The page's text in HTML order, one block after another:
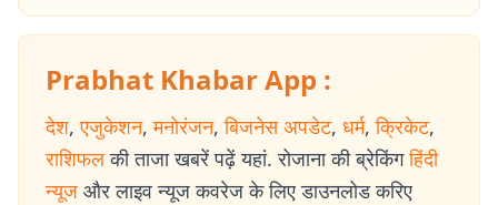
Prabhat Khabar App :
देश, एजुकेशन, मनोरंजन, बिजनेस अपडेट, धर्म, क्रिकेट,
राशिफल की ताजा खबरें पढ़ें यहां. रोजाना की ब्रेकिंग हिंदी
न्यूज और लाइव न्यूज कवरेज के लिए डाउनलोड करिए